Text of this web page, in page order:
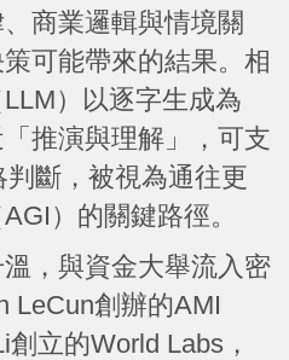
商業邏輯與情境關
可能帶來的結果。相
）以逐字生成為
推演與理解」，可支
斷，被視為通往更
）的關鍵路徑。
，與資金大舉流入密
LeCun創辦的AMI
立的World Labs，